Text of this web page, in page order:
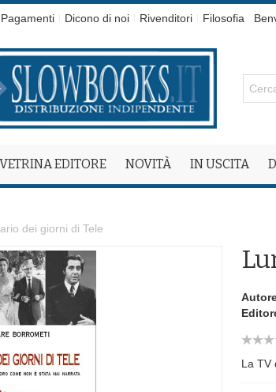
Pagamenti Dicono di noi Rivenditori Filosofia
VETRINA EDITORE NOVITÀ IN USCITA
dei giorni di Tele
La TV